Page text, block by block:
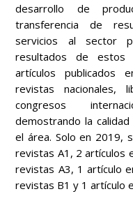
desarrollo de
transferencia de
servicios al sector
resultados de estos
artículos publicados
revistas
congresos
demostrando la
el área. Solo en 2019,
revistas A1, 2 artículos
revistas A3, 1 artículo
revistas B1 y 1 artículo